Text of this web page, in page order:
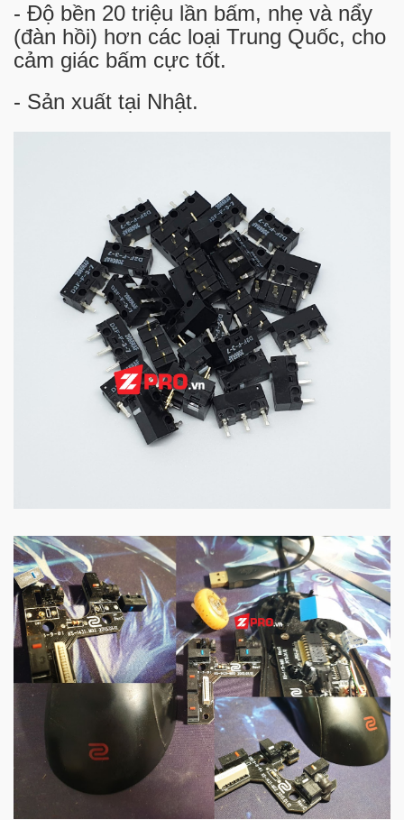
- Độ bền 20 triệu lần bấm, nhẹ và nẩy
(đàn hồi) hơn các loại Trung Quốc, cho
cảm giác bấm cực tốt.
- Sản xuất tại Nhật.